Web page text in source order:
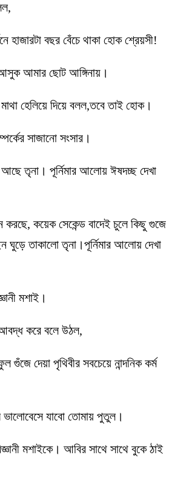
হাজারটা বছর বেঁচে থাকা হোক শ্রেয়সী!
আমার ছোট আঙ্গিনায়।
হেলিয়ে দিয়ে বলল,তবে তাই হোক।
সাজানো সংসার।
তৃনা। পূর্নিমার আলোয় ঈষদচ্ছ দেখা
করছে, কয়েক সেকেন্ড বাদেই চুলে কিছু গুজে
ঘুড়ে তাকালো তৃনা।পূর্নিমার আলোয় দেখা
মশাই।
করে বলে উঠল,
গুঁজে দেয়া পৃথিবীর সবচেয়ে নান্দনিক কর্ম
যাবো তোমায় পুতুল।
মশাইকে। আবির সাথে সাথে বুকে ঠাই